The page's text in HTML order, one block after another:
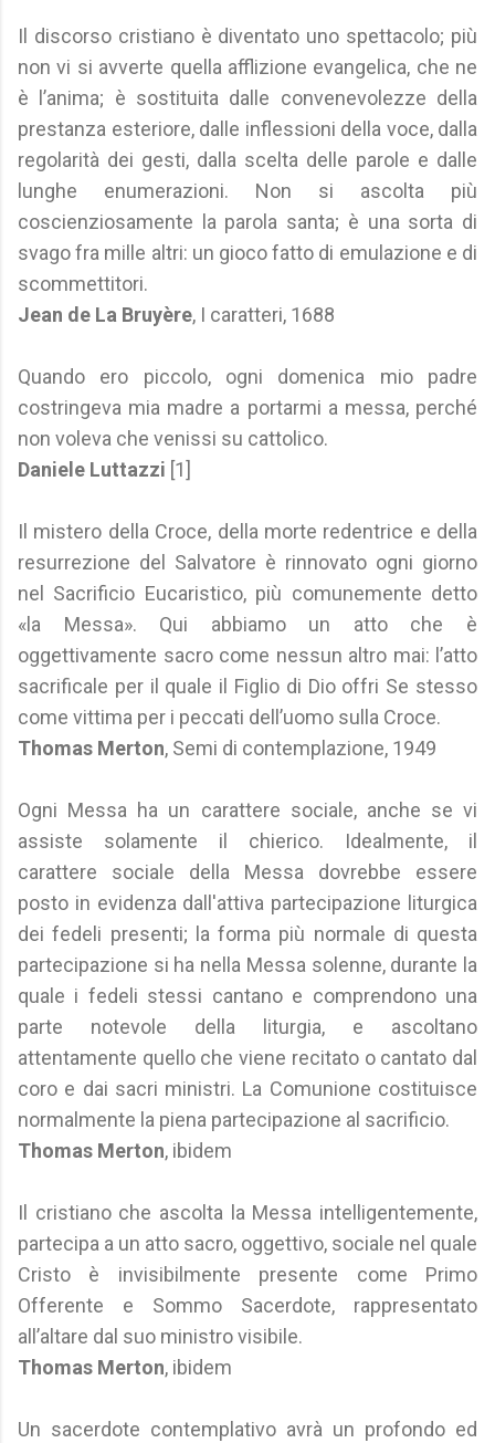
Il discorso cristiano è diventato uno spettacolo; più
non vi si avverte quella afflizione evangelica, che ne
è l’anima; è sostituita dalle convenevolezze della
prestanza esteriore, dalle inflessioni della voce, dalla
regolarità dei gesti, dalla scelta delle parole e dalle
lunghe enumerazioni. Non si ascolta più
coscienziosamente la parola santa; è una sorta di
svago fra mille altri: un gioco fatto di emulazione e di
scommettitori.
Jean de La Bruyère, I caratteri, 1688
Quando ero piccolo, ogni domenica mio padre
costringeva mia madre a portarmi a messa, perché
non voleva che venissi su cattolico.
Daniele Luttazzi [1]
Il mistero della Croce, della morte redentrice e della
resurrezione del Salvatore è rinnovato ogni giorno
nel Sacrificio Eucaristico, più comunemente detto
«la Messa». Qui abbiamo un atto che è
oggettivamente sacro come nessun altro mai: l’atto
sacrificale per il quale il Figlio di Dio offri Se stesso
come vittima per i peccati dell’uomo sulla Croce.
Thomas Merton, Semi di contemplazione, 1949
Ogni Messa ha un carattere sociale, anche se vi
assiste solamente il chierico. Idealmente, il
carattere sociale della Messa dovrebbe essere
posto in evidenza dall'attiva partecipazione liturgica
dei fedeli presenti; la forma più normale di questa
partecipazione si ha nella Messa solenne, durante la
quale i fedeli stessi cantano e comprendono una
parte notevole della liturgia, e ascoltano
attentamente quello che viene recitato o cantato dal
coro e dai sacri ministri. La Comunione costituisce
normalmente la piena partecipazione al sacrificio.
Thomas Merton, ibidem
Il cristiano che ascolta la Messa intelligentemente,
partecipa a un atto sacro, oggettivo, sociale nel quale
Cristo è invisibilmente presente come Primo
Offerente e Sommo Sacerdote, rappresentato
all’altare dal suo ministro visibile.
Thomas Merton, ibidem
Un sacerdote contemplativo avrà un profondo ed